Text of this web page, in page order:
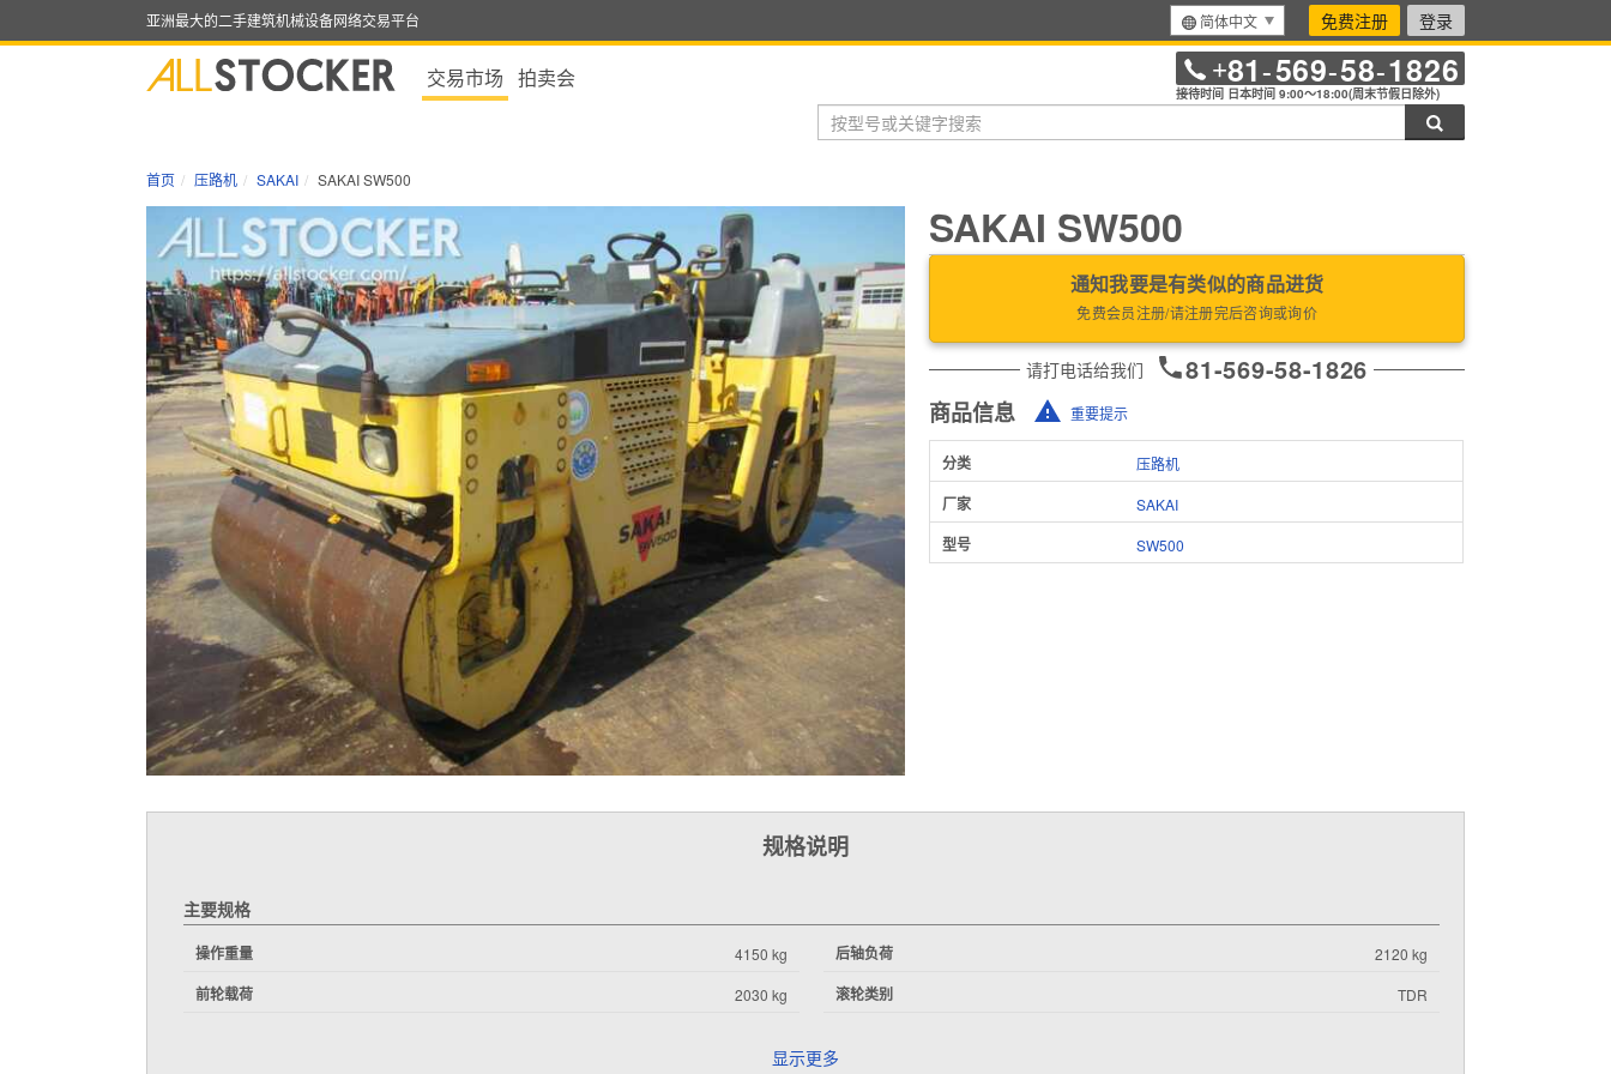
亚洲最大的二手建筑机械设备网络交易平台 简体中文 免费注册 登录
交易市场 拍卖会 +81-569-58-1826
接待时间 日本时间 9:00～18:00(周末节假日除外)
首页 压路机 SAKAI SAKAI SW500
SAKAI SW500
通知我要是有类似的商品进货
免费会员注册/请注册完后咨询或询价
请打电话给我们 81-569-58-1826
商品信息 重要提示
分类 压路机
厂家 SAKAI
型号 SW500
规格说明
主要规格
操作重量 4150 kg
前轮载荷 2030 kg
后轴负荷 2120 kg
滚轮类别 TDR
显示更多